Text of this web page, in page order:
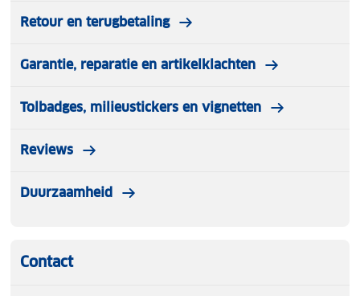
Retour en terugbetaling
Garantie, reparatie en artikelklachten
Tolbadges, milieustickers en vignetten
Reviews
Duurzaamheid
Contact